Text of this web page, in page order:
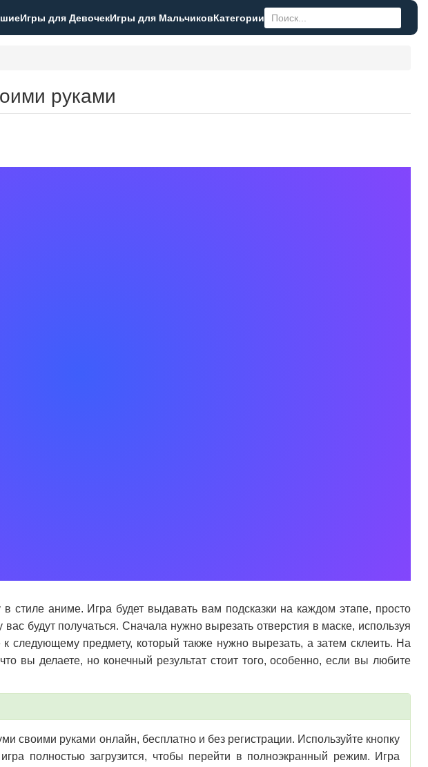
Игры для ДевочекИгры для МальчиковКатегории
руками
стиле аниме. Игра будет выдавать вам подсказки на каждом этапе, просто
будут получаться. Сначала нужно вырезать отверстия в маске, используя
следующему предмету, который также нужно вырезать, а затем склеить. На
вы делаете, но конечный результат стоит того, особенно, если вы любите
своими руками онлайн, бесплатно и без регистрации. Используйте кнопку
полностью загрузится, чтобы перейти в полноэкранный режим. Игра